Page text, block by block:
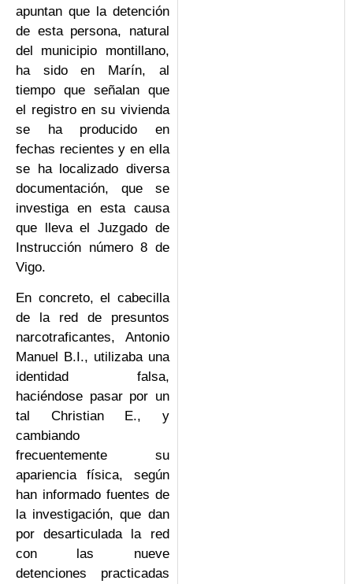
apuntan que la detención
de esta persona, natural
del municipio montillano,
ha sido en Marín, al
tiempo que señalan que
el registro en su vivienda
se ha producido en
fechas recientes y en ella
se ha localizado diversa
documentación, que se
investiga en esta causa
que lleva el Juzgado de
Instrucción número 8 de
Vigo.
En concreto, el cabecilla
de la red de presuntos
narcotraficantes, Antonio
Manuel B.I., utilizaba una
identidad falsa,
haciéndose pasar por un
tal Christian E., y
cambiando
frecuentemente su
apariencia física, según
han informado fuentes de
la investigación, que dan
por desarticulada la red
con las nueve
detenciones practicadas